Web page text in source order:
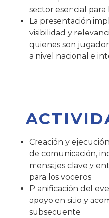
sector esencial
La presentación
visibilidad y
quienes son
a nivel nacional e
Creación y
de comunicación,
mensajes clave y
para los voceros
Planificación del
apoyo en sitio y
subsecuente